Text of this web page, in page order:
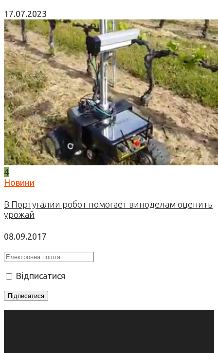
17.07.2023
4
Новини
В Португалии робот помогает виноделам оценить
урожай
08.09.2017
Відписатися